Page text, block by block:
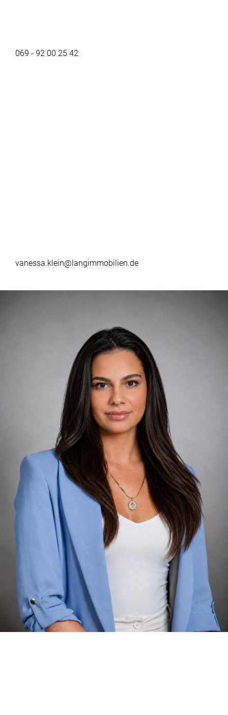
069 - 92 00 25 42
vanessa.klein@langimmobilien.de